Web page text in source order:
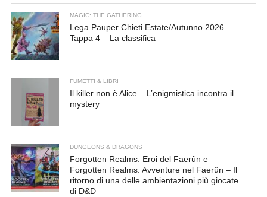
MAGIC: THE GATHERING
Lega Pauper Chieti Estate/Autunno 2026 –
Tappa 4 – La classifica
FUMETTI & LIBRI
Il killer non è Alice – L’enigmistica incontra il
mystery
DUNGEONS & DRAGONS
Forgotten Realms: Eroi del Faerûn e
Forgotten Realms: Avventure nel Faerûn – Il
ritorno di una delle ambientazioni più giocate
di D&D